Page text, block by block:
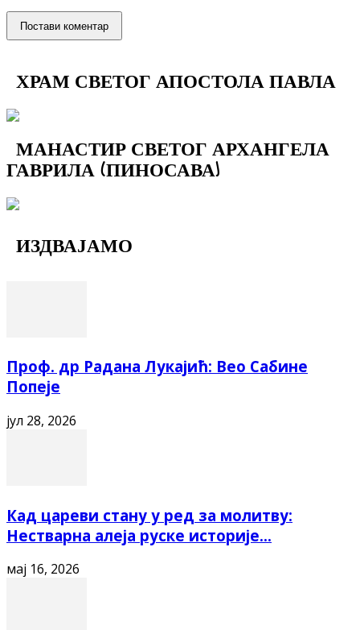
ХРАМ СВЕТОГ АПОСТОЛА ПАВЛА
МАНАСТИР СВЕТОГ АРХАНГЕЛА
ГАВРИЛА (ПИНОСАВА)
ИЗДВАЈАМО
Проф. др Радана Лукајић: Вео Сабине
Попеје
јул 28, 2026
Кад цареви стану у ред за молитву:
Нестварна алеја руске историје...
мај 16, 2026